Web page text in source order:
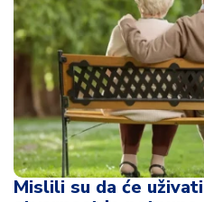
Mislili su da će